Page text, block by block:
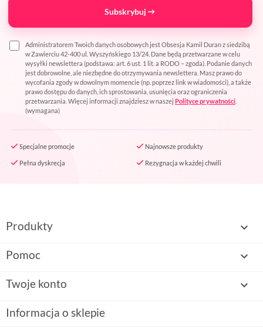
Subskrybuj
Administratorem Twoich danych osobowych jest Obsesja Kamil Duran z siedzibą
w Zawierciu 42-400 ul. Wyszyńskiego 13/24. Dane będą przetwarzane w celu
wysyłki newslettera (podstawa: art. 6 ust. 1 lit. a RODO – zgoda). Podanie danych
jest dobrowolne, ale niezbędne do otrzymywania newslettera. Masz prawo do
wycofania zgody w dowolnym momencie (np. poprzez link w wiadomości), a także
prawo dostępu do danych, ich sprostowania, usunięcia oraz ograniczenia
przetwarzania. Więcej informacji znajdziesz w naszej Polityce prywatności
(wymagana)
Specjalne promocje Najnowsze produkty
Pełna dyskrecja Rezygnacja w każdej chwili
Produkty 
Pomoc 
Twoje konto 
Informacja o sklepie